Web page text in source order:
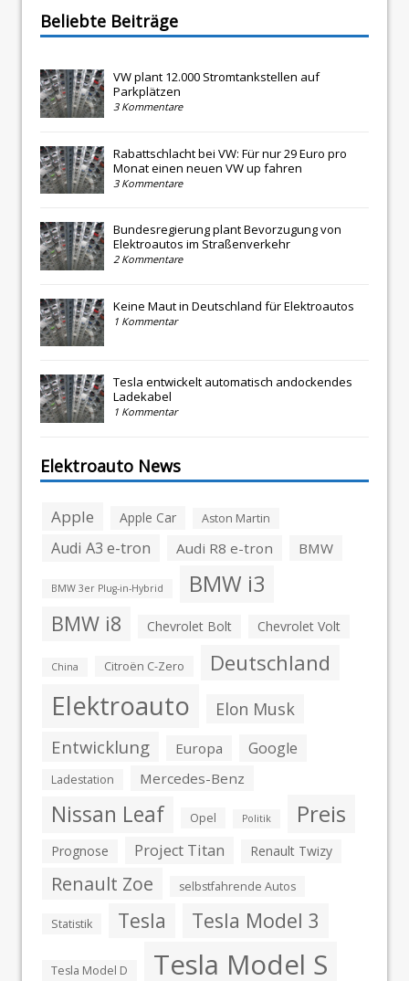
Beliebte Beiträge
VW plant 12.000 Stromtankstellen auf
Parkplätzen
3 Kommentare
Rabattschlacht bei VW: Für nur 29 Euro pro
Monat einen neuen VW up fahren
3 Kommentare
Bundesregierung plant Bevorzugung von
Elektroautos im Straßenverkehr
2 Kommentare
Keine Maut in Deutschland für Elektroautos
1 Kommentar
Tesla entwickelt automatisch andockendes
Ladekabel
1 Kommentar
Elektroauto News
Apple Apple Car Aston Martin
Audi A3 e-tron Audi R8 e-tron BMW
BMW 3er Plug-in-Hybrid BMW i3
BMW i8 Chevrolet Bolt Chevrolet Volt
China Citroën C-Zero Deutschland
Elektroauto Elon Musk
Entwicklung Europa Google
Ladestation Mercedes-Benz
Nissan Leaf Opel Politik Preis
Prognose Project Titan Renault Twizy
Renault Zoe selbstfahrende Autos
Statistik Tesla Tesla Model 3
Tesla Model D Tesla Model S